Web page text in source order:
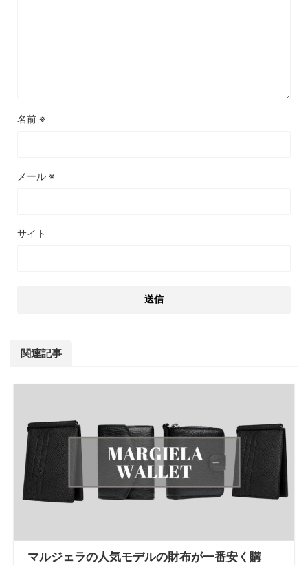
名前 ※
メール ※
サイト
関連記事
マルジェラの人気モデルの財布が一番安く購